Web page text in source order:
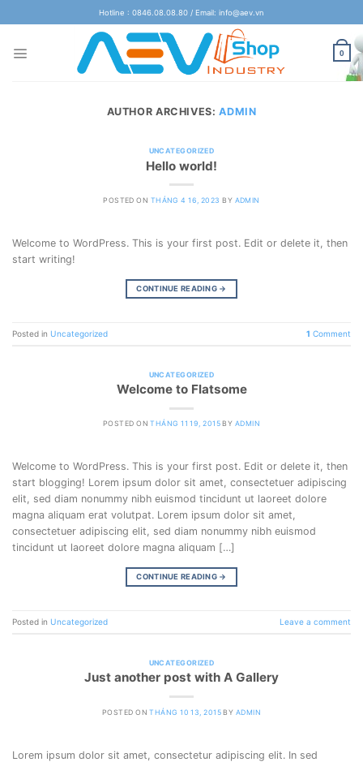
to
Hotline : 0846.08.08.80 / Email: info@aev.vn
0
AUTHOR ARCHIVES:ADMIN
UNCATEGORIZED
Hello world!
POSTED ON THÁNG 4 16, 2023 BY ADMIN
Welcome to WordPress. This is your first post. Edit or delete it, then
start writing!
CONTINUE READING →
Posted in Uncategorized 1 Comment
UNCATEGORIZED
Welcome to Flatsome
POSTED ONTHÁNG 11 19, 2015BY ADMIN
Welcome to WordPress. This is your first post. Edit or delete it, then
start blogging! Lorem ipsum dolor sit amet, consectetuer adipiscing
elit, sed diam nonummy nibh euismod tincidunt ut laoreet dolore
magna aliquam erat volutpat. Lorem ipsum dolor sit amet,
consectetuer adipiscing elit, sed diam nonummy nibh euismod
tincidunt ut laoreet dolore magna aliquam […]
CONTINUE READING →
Posted in Uncategorized Leave a comment
UNCATEGORIZED
Just another post with A Gallery
POSTED ONTHÁNG 10 13, 2015BY ADMIN
Lorem ipsum dolor sit amet, consectetur adipiscing elit. In sed